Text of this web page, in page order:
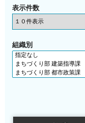
表示件数
組織別